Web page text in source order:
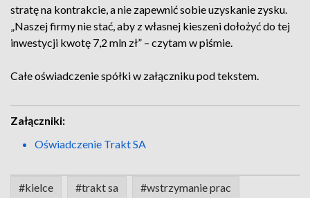
stratę na kontrakcie, a nie zapewnić sobie uzyskanie zysku.
„Naszej firmy nie stać, aby z własnej kieszeni dołożyć do tej
inwestycji kwotę 7,2 mln zł” – czytam w piśmie.
Całe oświadczenie spółki w załączniku pod tekstem.
Załączniki:
Oświadczenie Trakt SA
#kielce #trakt sa #wstrzymanie prac